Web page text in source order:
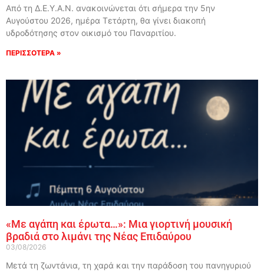
Από τη Δ.Ε.Υ.Α.Ν. ανακοινώνεται ότι σήμερα την 5ην
Αυγούστου 2026, ημέρα Τετάρτη, θα γίνει διακοπή
υδροδότησης στον οικισμό του Παναριτίου.
ΠΕΡΙΣΣΟΤΕΡΑ »
«Με αγάπη και έρωτα…»: Μια γιορτινή μουσική
βραδιά στο λιμάνι της Νέας Επιδαύρου
03/08/2026
Μετά τη ζωντάνια, τη χαρά και την παράδοση του πανηγυριού